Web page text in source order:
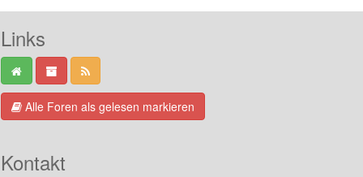
Links
Alle Foren als gelesen markieren
Kontakt